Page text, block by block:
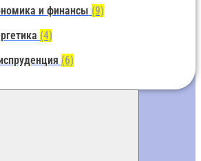
и финансы (9)
(4)
(6)